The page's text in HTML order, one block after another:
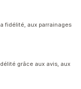
fidélité, aux parrainages
grâce aux avis, aux